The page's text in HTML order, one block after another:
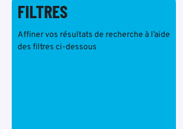
FILTRES
Affiner vos résultats de recherche à l’aide
des filtres ci-dessous